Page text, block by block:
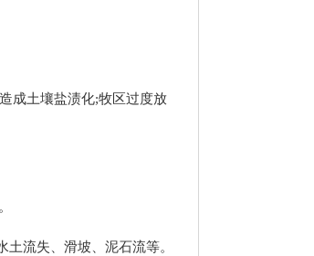
成土壤盐渍化;牧区过度放
流失、滑坡、泥石流等。